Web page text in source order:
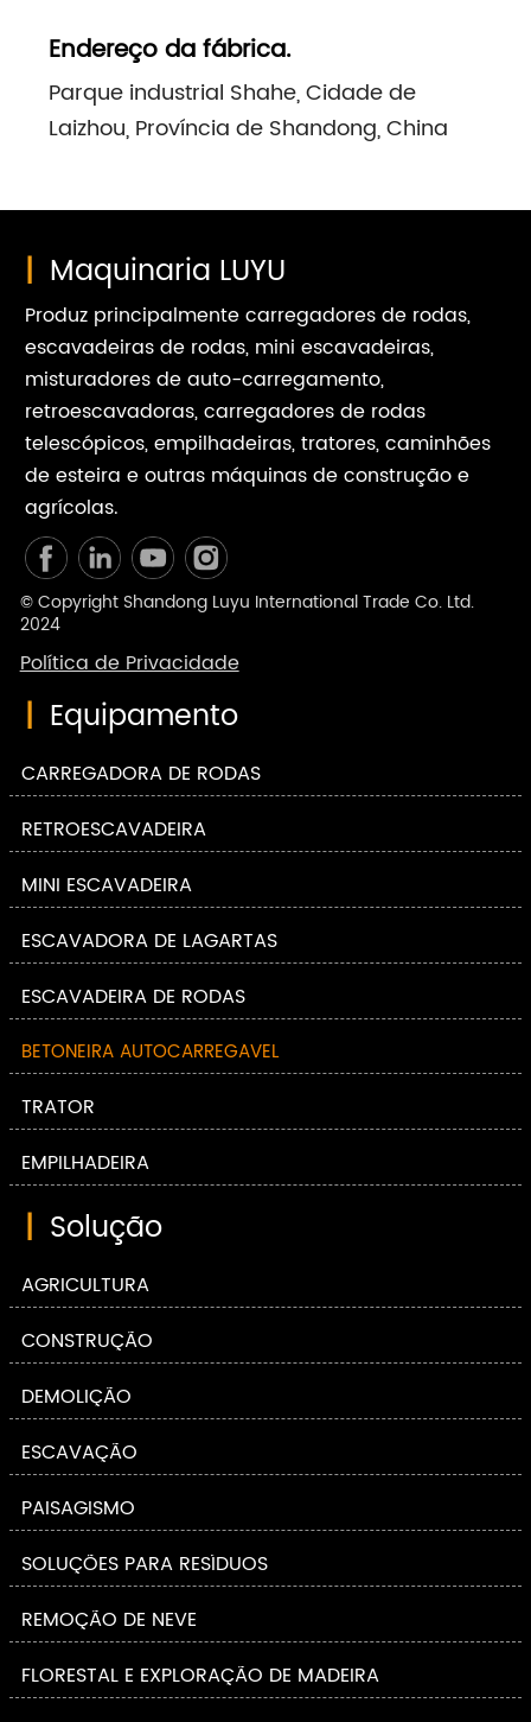
Endereço da fábrica.
Parque industrial Shahe, Cidade de
Laizhou, Província de Shandong, China
| Maquinaria LUYU
Produz principalmente carregadores de rodas,
escavadeiras de rodas, mini escavadeiras,
misturadores de auto-carregamento,
retroescavadoras, carregadores de rodas
telescópicos, empilhadeiras, tratores, caminhões
de esteira e outras máquinas de construção e
agrícolas.
© Copyright Shandong Luyu International Trade Co. Ltd.
2024
Política de Privacidade
| Equipamento
CARREGADORA DE RODAS
RETROESCAVADEIRA
MINI ESCAVADEIRA
ESCAVADORA DE LAGARTAS
ESCAVADEIRA DE RODAS
BETONEIRA AUTOCARREGÁVEL
TRATOR
EMPILHADEIRA
| Solução
AGRICULTURA
CONSTRUÇÃO
DEMOLIÇÃO
ESCAVAÇÃO
PAISAGISMO
SOLUÇÕES PARA RESÍDUOS
REMOÇÃO DE NEVE
FLORESTAL E EXPLORAÇÃO DE MADEIRA